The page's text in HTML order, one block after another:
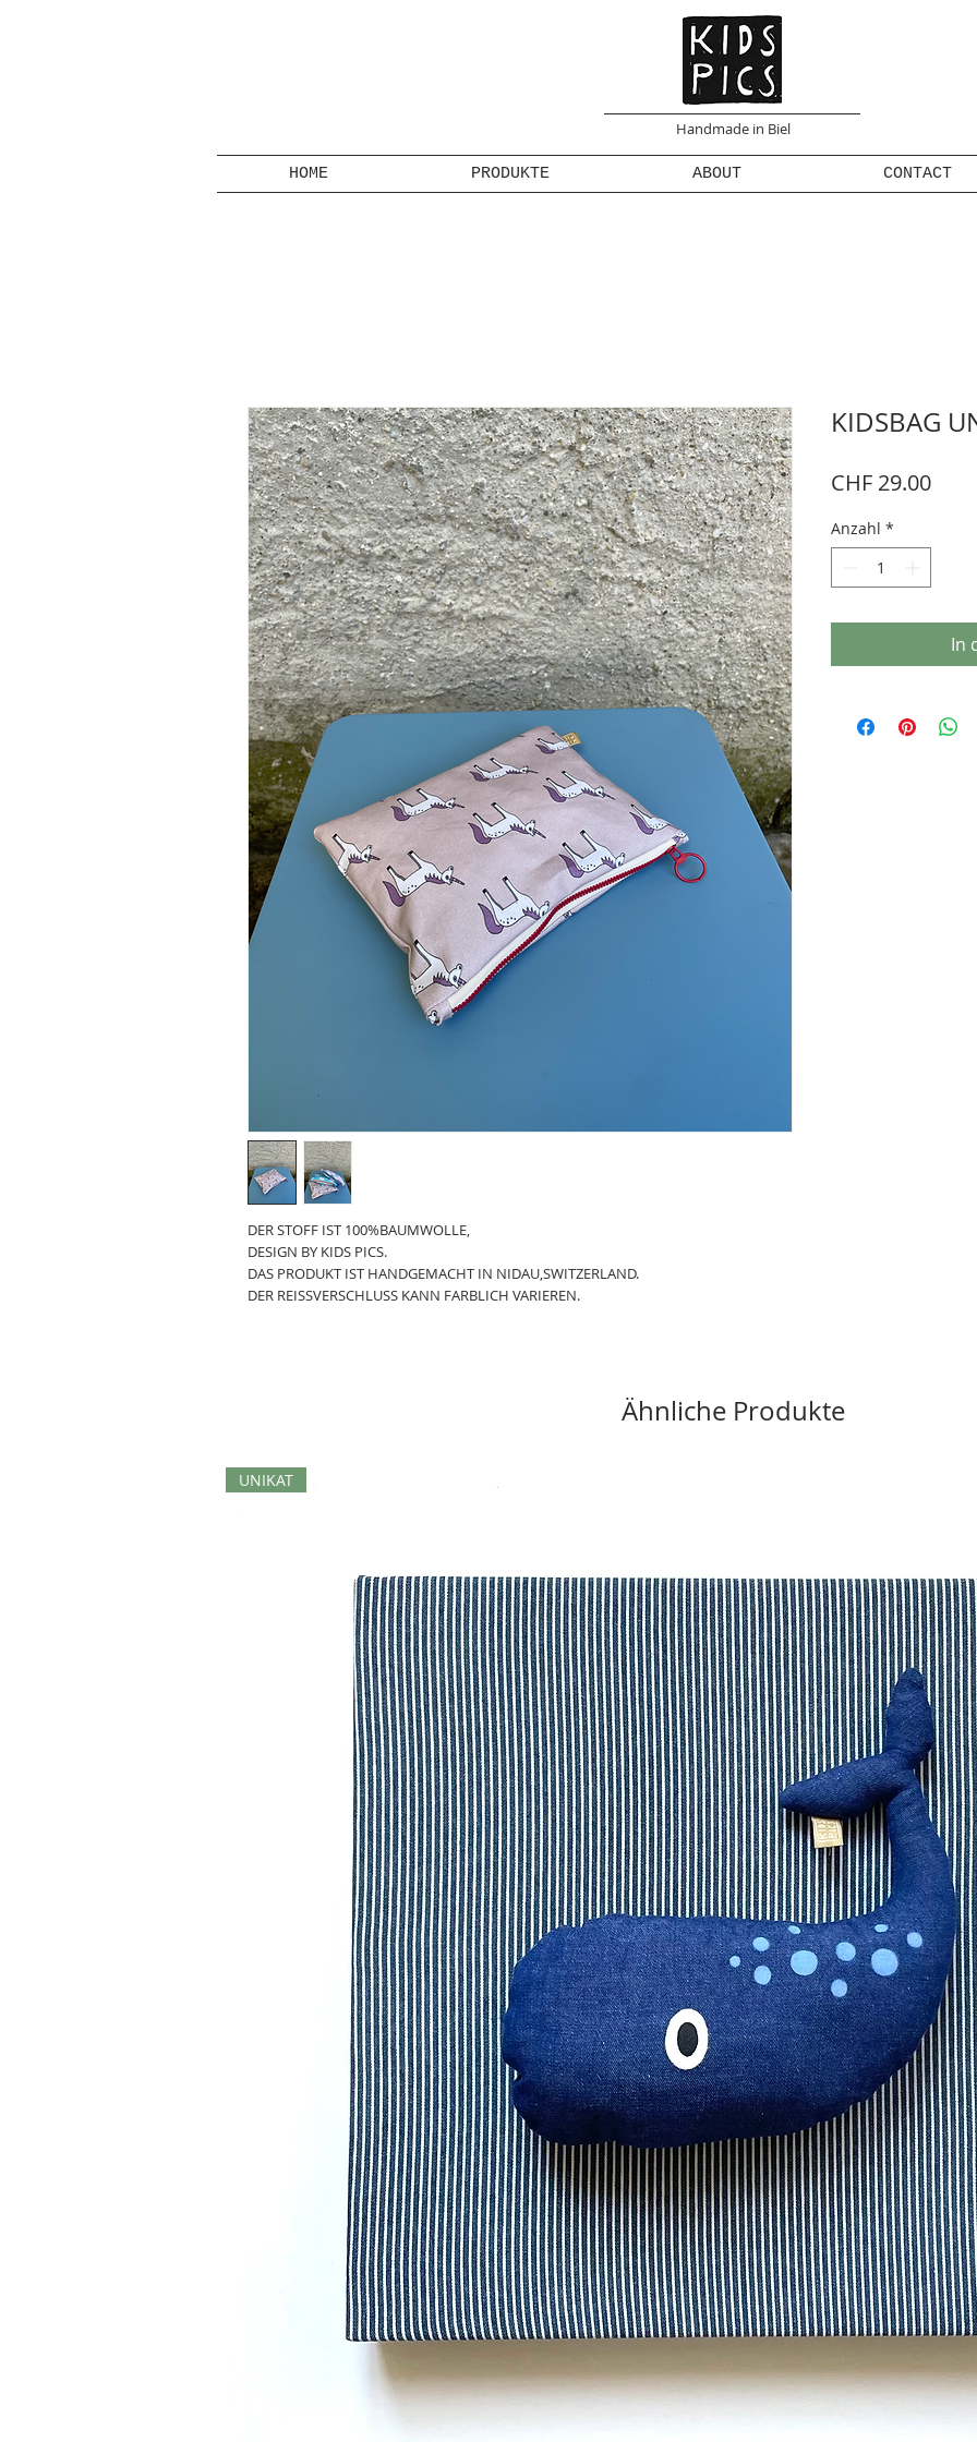
Handmade in Biel
HOME PRODUKTE ABOUT CONTACT
DER STOFF IST 100%BAUMWOLLE,
DESIGN BY KIDS PICS.
DAS PRODUKT IST HANDGEMACHT IN NIDAU,SWITZERLAND.
DER REISSVERSCHLUSS KANN FARBLICH VARIEREN.
KIDSBAG
CHF 29.00Preis
Anzahl *
In
Ähnliche Produkte
UNIKAT